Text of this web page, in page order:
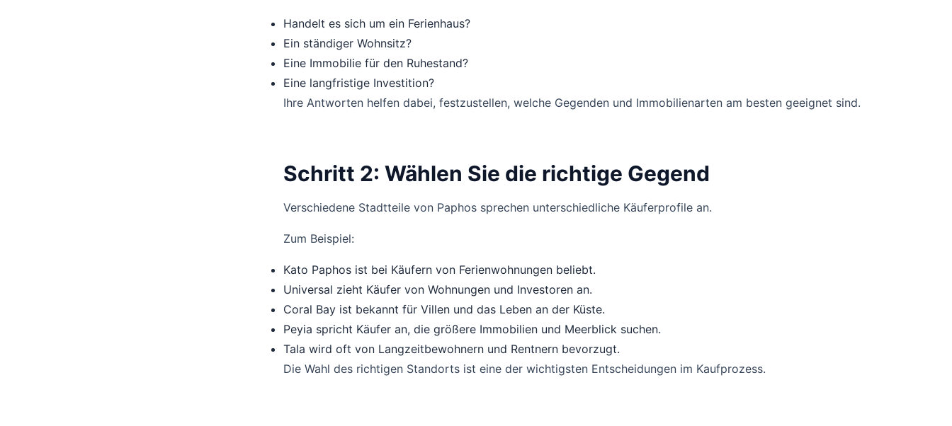
Handelt es sich um ein Ferienhaus?
Ein ständiger Wohnsitz?
Eine Immobilie für den Ruhestand?
Eine langfristige Investition?
Ihre Antworten helfen dabei, festzustellen, welche Gegenden und Immobilienarten am besten geeignet sind.
Schritt 2: Wählen Sie die richtige Gegend
Verschiedene Stadtteile von Paphos sprechen unterschiedliche Käuferprofile an.
Zum Beispiel:
Kato Paphos ist bei Käufern von Ferienwohnungen beliebt.
Universal zieht Käufer von Wohnungen und Investoren an.
Coral Bay ist bekannt für Villen und das Leben an der Küste.
Peyia spricht Käufer an, die größere Immobilien und Meerblick suchen.
Tala wird oft von Langzeitbewohnern und Rentnern bevorzugt.
Die Wahl des richtigen Standorts ist eine der wichtigsten Entscheidungen im Kaufprozess.